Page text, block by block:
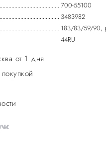
700-55100
3483982
183/83/59/90,
44RU
от 1 дня